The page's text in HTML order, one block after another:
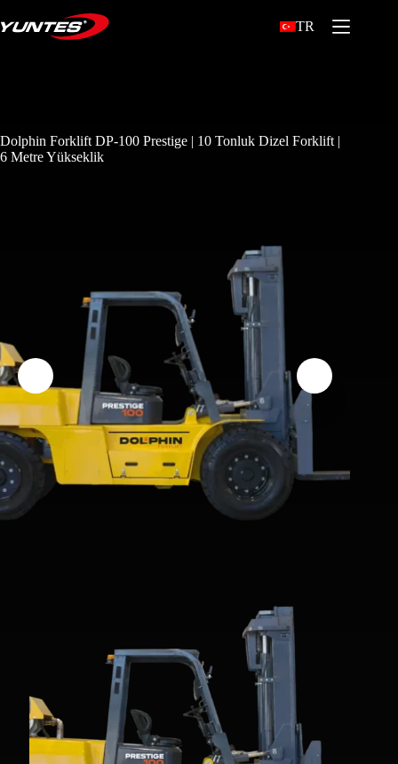
TR
Dolphin Forklift DP-100 Prestige | 10 Tonluk Dizel Forklift |
6 Metre Yükseklik